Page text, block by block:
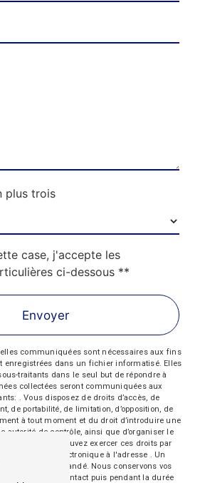
plus trois
case, j'accepte les
ci-dessous **
Envoyer
communiquées sont nécessaires aux fins
enregistrées dans un fichier informatisé. Elles
traitants dans le seul but de répondre à
collectées seront communiquées aux
. Vous disposez de droits d’accès, de
de portabilité, de limitation, d’opposition, de
à tout moment et du droit d’introduire une
autorité de contrôle, ainsi que d’organiser le
mortem. Vous pouvez exercer ces droits par
par courrier électronique à l'adresse . Un
vous être demandé. Nous conservons vos
de prise de contact puis pendant la durée